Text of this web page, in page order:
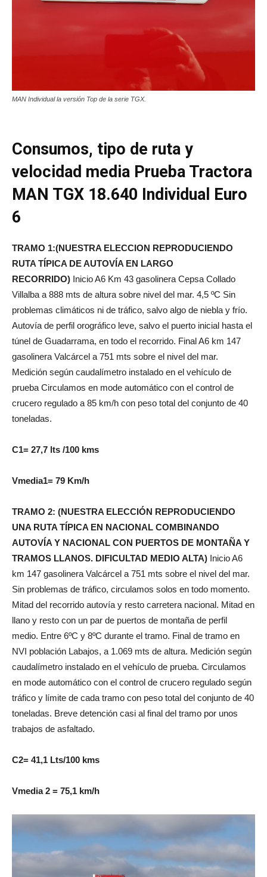
MAN Individual la versión Top de la serie TGX.
Consumos, tipo de ruta y
velocidad media Prueba Tractora
MAN TGX 18.640 Individual Euro
6
TRAMO 1:(NUESTRA ELECCION REPRODUCIENDO
RUTA TÍPICA DE AUTOVÍA EN LARGO
RECORRIDO) Inicio A6 Km 43 gasolinera Cepsa Collado
Villalba a 888 mts de altura sobre nivel del mar. 4,5 ºC Sin
problemas climáticos ni de tráfico, salvo algo de niebla y frío.
Autovía de perfil orográfico leve, salvo el puerto inicial hasta el
túnel de Guadarrama, en todo el recorrido. Final A6 km 147
gasolinera Valcárcel a 751 mts sobre el nivel del mar.
Medición según caudalímetro instalado en el vehículo de
prueba Circulamos en mode automático con el control de
crucero regulado a 85 km/h con peso total del conjunto de 40
toneladas.
C1= 27,7 lts /100 kms
Vmedia1= 79 Km/h
TRAMO 2: (NUESTRA ELECCIÓN REPRODUCIENDO
UNA RUTA TÍPICA EN NACIONAL COMBINANDO
AUTOVÍA Y NACIONAL CON PUERTOS DE MONTAÑA Y
TRAMOS LLANOS. DIFICULTAD MEDIO ALTA) Inicio A6
km 147 gasolinera Valcárcel a 751 mts sobre el nivel del mar.
Sin problemas de tráfico, circulamos solos en todo momento.
Mitad del recorrido autovía y resto carretera nacional. Mitad en
llano y resto con un par de puertos de montaña de perfil
medio. Entre 6ºC y 8ºC durante el tramo. Final de tramo en
NVI población Labajos, a 1.069 mts de altura. Medición según
caudalímetro instalado en el vehículo de prueba. Circulamos
en mode automático con el control de crucero regulado según
tráfico y límite de cada tramo con peso total del conjunto de 40
toneladas. Breve detención casi al final del tramo por unos
trabajos de asfaltado.
C2= 41,1 Lts/100 kms
Vmedia 2 = 75,1 km/h